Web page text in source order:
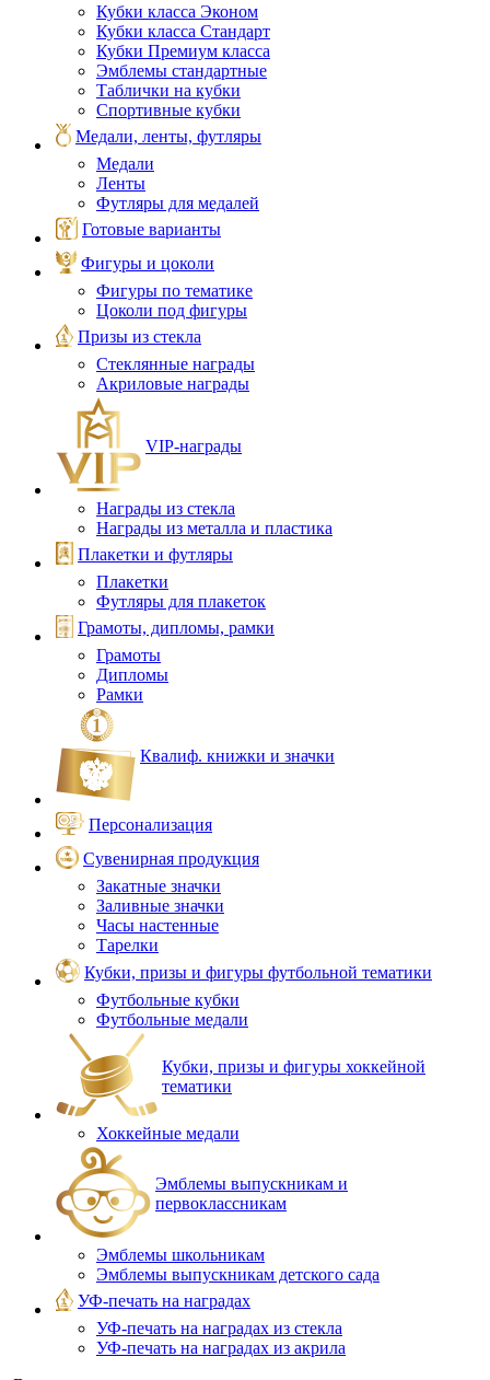
Кубки класса Эконом
Кубки класса Стандарт
Кубки Премиум класса
Эмблемы стандартные
Таблички на кубки
Спортивные кубки
Медали, ленты, футляры
Медали
Ленты
Футляры для медалей
Готовые варианты
Фигуры и цоколи
Фигуры по тематике
Цоколи под фигуры
Призы из стекла
Стеклянные награды
Акриловые награды
VIP‑награды
Награды из стекла
Награды из металла и пластика
Плакетки и футляры
Плакетки
Футляры для плакеток
Грамоты, дипломы, рамки
Грамоты
Дипломы
Рамки
Квалиф. книжки и значки
Персонализация
Сувенирная продукция
Закатные значки
Заливные значки
Часы настенные
Тарелки
Кубки, призы и фигуры футбольной тематики
Футбольные кубки
Футбольные медали
Кубки, призы и фигуры хоккейной
тематики
Хоккейные медали
Эмблемы выпускникам и
первоклассникам
Эмблемы школьникам
Эмблемы выпускникам детского сада
УФ-печать на наградах
УФ‑печать на наградах из стекла
УФ-печать на наградах из акрила